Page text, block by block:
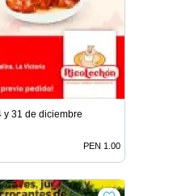
y 31 de diciembre
PEN 1.00